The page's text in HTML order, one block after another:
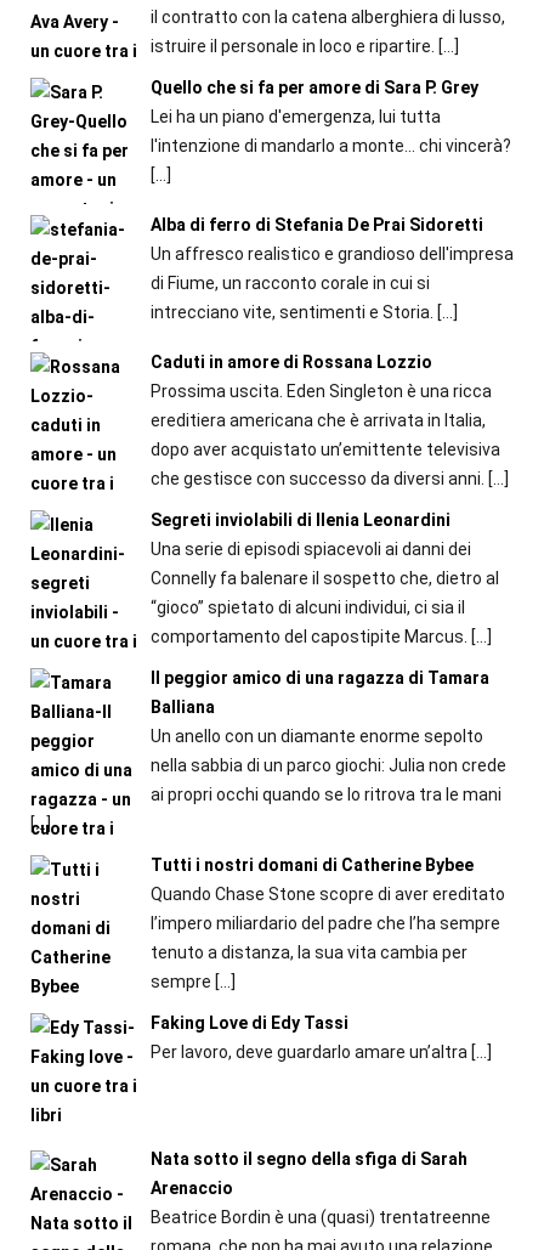
il contratto con la catena alberghiera di lusso,
istruire il personale in loco e ripartire. […]
Quello che si fa per amore di Sara P. Grey
Lei ha un piano d'emergenza, lui tutta
l'intenzione di mandarlo a monte... chi vincerà?
[…]
Alba di ferro di Stefania De Prai Sidoretti
Un affresco realistico e grandioso dell'impresa
di Fiume, un racconto corale in cui si
intrecciano vite, sentimenti e Storia. […]
Caduti in amore di Rossana Lozzio
Prossima uscita. Eden Singleton è una ricca
ereditiera americana che è arrivata in Italia,
dopo aver acquistato un’emittente televisiva
che gestisce con successo da diversi anni. […]
Segreti inviolabili di Ilenia Leonardini
Una serie di episodi spiacevoli ai danni dei
Connelly fa balenare il sospetto che, dietro al
“gioco” spietato di alcuni individui, ci sia il
comportamento del capostipite Marcus. […]
Il peggior amico di una ragazza di Tamara
Balliana
Un anello con un diamante enorme sepolto
nella sabbia di un parco giochi: Julia non crede
ai propri occhi quando se lo ritrova tra le mani
[…]
Tutti i nostri domani di Catherine Bybee
Quando Chase Stone scopre di aver ereditato
l’impero miliardario del padre che l’ha sempre
tenuto a distanza, la sua vita cambia per
sempre […]
Faking Love di Edy Tassi
Per lavoro, deve guardarlo amare un’altra […]
Nata sotto il segno della sfiga di Sarah
Arenaccio
Beatrice Bordin è una (quasi) trentatreenne